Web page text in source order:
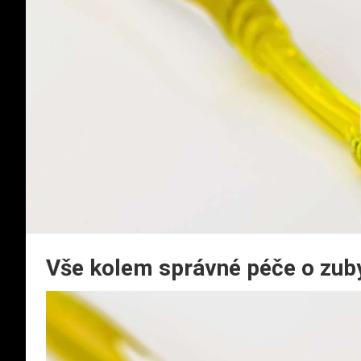
Vše kolem správné péče o